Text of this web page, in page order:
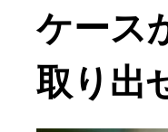
ケース
取り出